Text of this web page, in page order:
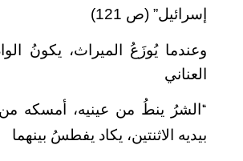
إسرائيل” (ص 121)
وعندما يُوزَعُ الميراث، يكونُ
العناني
الشرُ ينطُ من عينيه، أمسكه من
بيديه الاثنتين، يكاد يفطسُ بينهما